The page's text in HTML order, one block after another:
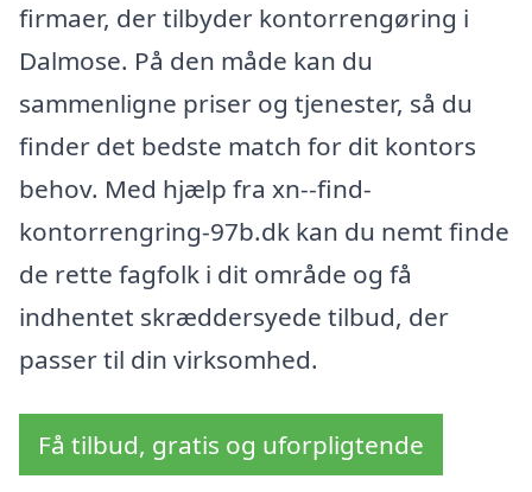
firmaer, der tilbyder kontorrengøring i
Dalmose. På den måde kan du
sammenligne priser og tjenester, så du
finder det bedste match for dit kontors
behov. Med hjælp fra xn--find-
kontorrengring-97b.dk kan du nemt finde
de rette fagfolk i dit område og få
indhentet skræddersyede tilbud, der
passer til din virksomhed.
Få tilbud, gratis og uforpligtende